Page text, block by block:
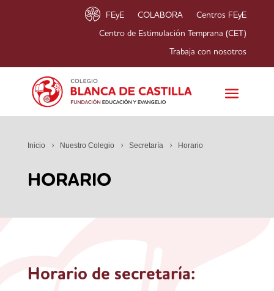
FEyE COLABORA Centros FEyE
Centro de Estimulación Temprana (CET)
Trabaja con nosotros
Inicio Nuestro Colegio Secretaría Horario
HORARIO
Horario de secretaría: